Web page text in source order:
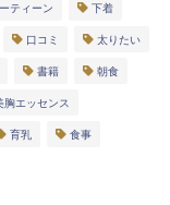
ティーン 下着
口コミ 太りたい
書籍 朝食
胸エッセンス
育乳 食事